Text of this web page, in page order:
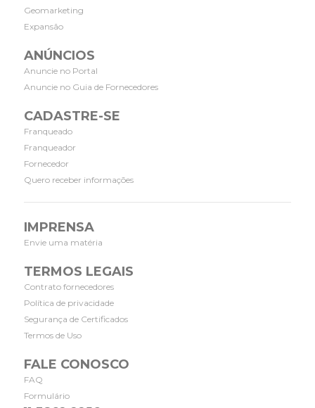
Geomarketing
Expansão
ANÚNCIOS
Anuncie no Portal
Anuncie no Guia de Fornecedores
CADASTRE-SE
Franqueado
Franqueador
Fornecedor
Quero receber informações
IMPRENSA
Envie uma matéria
TERMOS LEGAIS
Contrato fornecedores
Política de privacidade
Segurança de Certificados
Termos de Uso
FALE CONOSCO
FAQ
Formulário